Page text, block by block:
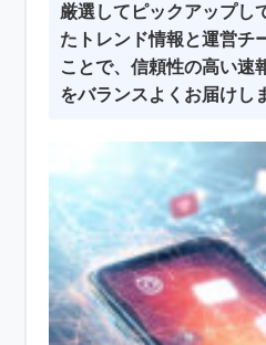
厳選してピックアップし
たトレンド情報と運営チ
ことで、信頼性の高い速
をバランスよくお届けし